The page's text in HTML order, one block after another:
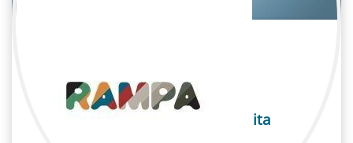
Ángeles Bermejo Mezquita